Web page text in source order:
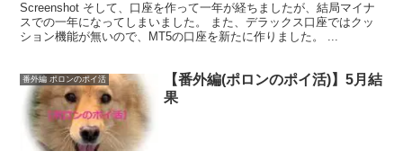
Screenshot そして、口座を作って一年が経ちましたが、結局マイナ
スでの一年になってしまいました。 また、デラックス口座ではクッ
ション機能が無いので、MT5の口座を新たに作りました。 ...
番外編 ポロンのポイ活
【番外編(ポロンのポイ活)】5月結
果